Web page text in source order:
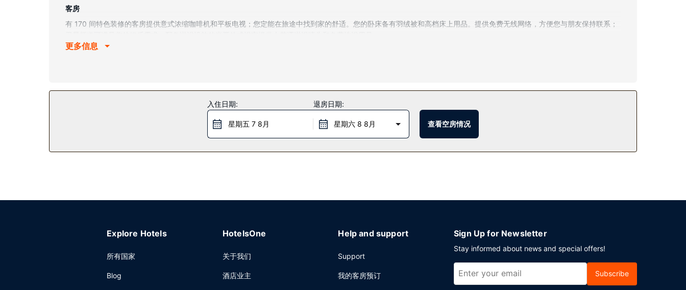
客房
有 170 间特色装修的客房提供意式浓缩咖啡机和平板电视；您定能在旅途中找到家的舒适。您的卧床备有羽绒被和高档床上用品。提供免费无线网络，方便您与朋友保持联系；
物业设施
特色服务/设施包括商务中心、大堂免费报纸和干洗/洗衣服务。
更多信息
入住日期:
星期五 7 8月
退房日期:
星期六 8 8月 查看空房情况
Explore Hotels
所有国家
Blog
HotelsOne
关于我们
酒店业主
Help and support
Support
我的客房预订
Sign Up for Newsletter
Stay informed about news and special offers!
Subscribe